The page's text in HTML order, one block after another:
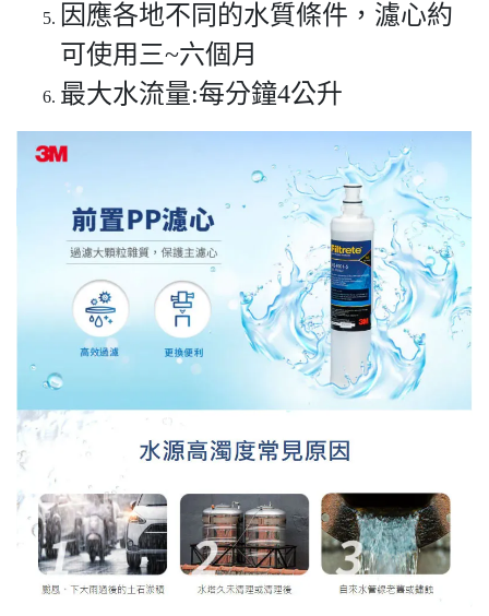
因應各地不同的水質條件，濾心約
可使用三~六個月
最大水流量:每分鐘4公升